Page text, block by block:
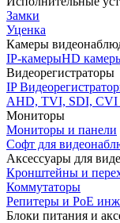
Замки
Уценка
Камеры
IP-камерыHD
Видеорегистраторы
IP
AHD, TVI, SDI,
Мониторы
Мониторы и панели
Софт для
Аксессуары для
Кронштейны и
Коммутаторы
Репитеры и PoE
Блоки питания и